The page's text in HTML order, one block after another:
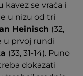
se vraća i
je u nizu od tri
Heinisch (32,
u prvoj rundi
(33, 31-14). Puno
dokazati